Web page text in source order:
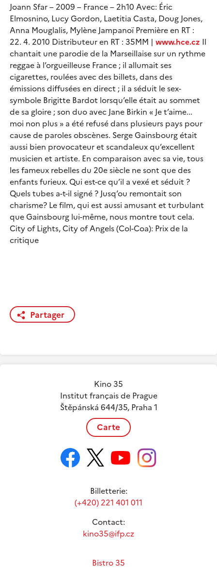
Joann Sfar – 2009 – France – 2h10 Avec: Éric
Elmosnino, Lucy Gordon, Laetitia Casta, Doug Jones,
Anna Mouglalis, Mylène Jampanoï Première en RT :
22. 4. 2010 Distributeur en RT : 35MM | www.hce.cz Il
chantait une parodie de la Marseillaise sur un rythme
reggae à l’orgueilleuse France ; il allumait ses
cigarettes, roulées avec des billets, dans des
émissions diffusées en direct ; il a séduit le sex-
symbole Brigitte Bardot lorsqu’elle était au sommet
de sa gloire ; son duo avec Jane Birkin « Je t’aime...
moi non plus » a été refusé dans plusieurs pays pour
cause de paroles obscènes. Serge Gainsbourg était
aussi bien provocateur et scandaleux qu’excellent
musicien et artiste. En comparaison avec sa vie, tous
les fameux rebelles du 20e siècle ne sont que des
enfants furieux. Qui est-ce qu’il a vexé et séduit ?
Quels tubes a-t-il signé ? Jusq’ou remontait son
charisme? Le film, qui est aussi amusant et turbulant
que Gainsbourg lui-même, nous montre tout cela.
City of Lights, City of Angels (Col-Coa): Prix de la
critique
Partager
Kino 35
Institut français de Prague
Štěpánská 644/35, Praha 1
Carte
Billetterie:
(+420) 221 401 011
Contact:
kino35@ifp.cz
Bistro 35